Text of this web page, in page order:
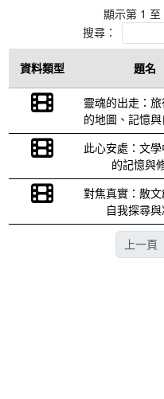
顯示第 1
搜尋：
資料類型 題名
靈魂的出走：
的地圖、記憶
此心安處：文學
的記憶與
對焦真實：散
自我探尋
上一頁